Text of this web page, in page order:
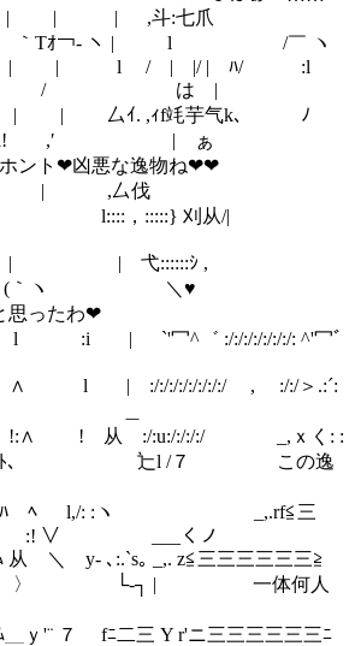
| ,斗:七爪
｀Tｵ￢‐ ヽ | l /￣ ヽ
| |/ | ﾊ/ :l
/ }l / は |
ｲ. ,ｨf竓芋气k､ ﾉ
ﾐx l! ,′ | ぁ
悪な逸物ね❤❤
| ,厶伐
l::::，:::::} 刈从/|
,′ | | 弋::::::ｼ ,
Ｙヽ (｀ヽ ＼♥
思ったわ❤
i l :i | `'冖^゛ :/:/:/:/:/:/:/: ^'冖ﾞ
! ∧ l | :/:/:/:/:/:/:/:/ , :/:/＞.:´:
:} l ＿
寸 !:∧ ! 从 :/:u:/:/:/:/ _,ｘく: :
:! ﾄ､ 辷l /７ この逸
三ﾑ ,ﾊ ﾍ l,/: :ヽ _,.rf≦三
:|: | :! ∨ ___くノ
从 ＼ y‐ ､:.`s｡ _,. z≦三三三三三三≧
〉 └‐┐ | 一体何人
＿ｙ'¨ ７ fﾆ二三 Y r'ニ三三三三三三ﾆ